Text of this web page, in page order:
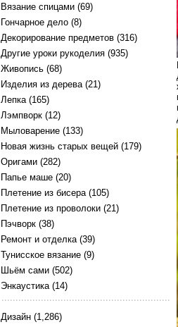
Вязание спицами (69)
Гончарное дело (8)
Декорирование предметов (316)
Другие уроки рукоделия (935)
Живопись (68)
Изделия из дерева(21)
Лепка(165)
Лэмпворк (12)
Мыловарение (133)
Новая жизнь старых вещей (179)
Оригами (282)
Папье маше (20)
Плетение из бисера(105)
Плетение из проволоки (21)
Пэчворк (38)
Ремонт и отделка(39)
Тунисское вязание (9)
Шьём сами (502)
Энкаустика(14)
Дизайн (1,286)